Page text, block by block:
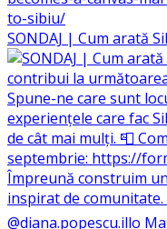
SONDAJ | Cum arată